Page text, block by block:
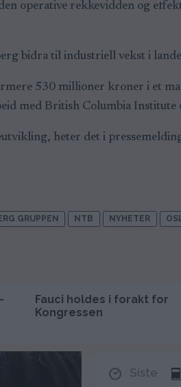
operative rekkevidden og
bidra til industriell vekst i
530 millioner kroner i et
med British Columbia Institute
heter det i
GRUPPEN NTB NYHETER
Fauci holdes i forakt for
Kongressen
Siste